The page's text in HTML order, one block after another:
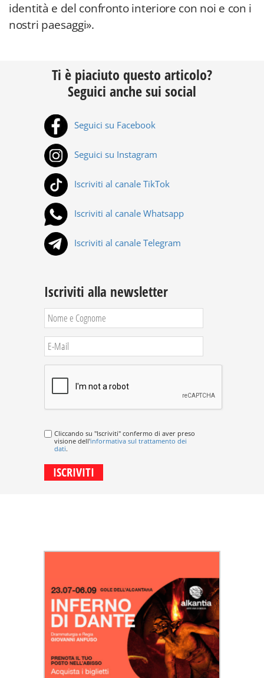
identità e del confronto interiore con noi e con i
nostri paesaggi».
Ti è piaciuto questo articolo?
Seguici anche sui social
Seguici su Facebook
Seguici su Instagram
Iscriviti al canale TikTok
Iscriviti al canale Whatsapp
Iscriviti al canale Telegram
Iscriviti alla newsletter
Cliccando su "Iscriviti" confermo di aver preso
visione dell'informativa sul trattamento dei
dati.